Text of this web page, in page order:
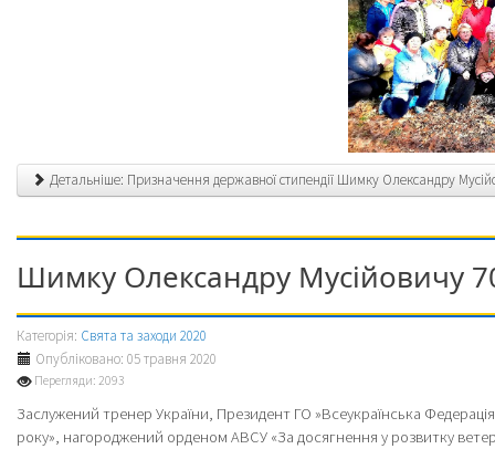
Детальніше: Призначення державної стипендії Шимку Олександру
Шимку Олександру Мусійовичу
Категорія: Свята та заходи 2020
Опубліковано: 05 травня 2020
Перегляди: 2093
Заслужений тренер України, Президент ГО »Всеукраїнська
року», нагороджений орденом АВСУ «За досягнення у розвитку